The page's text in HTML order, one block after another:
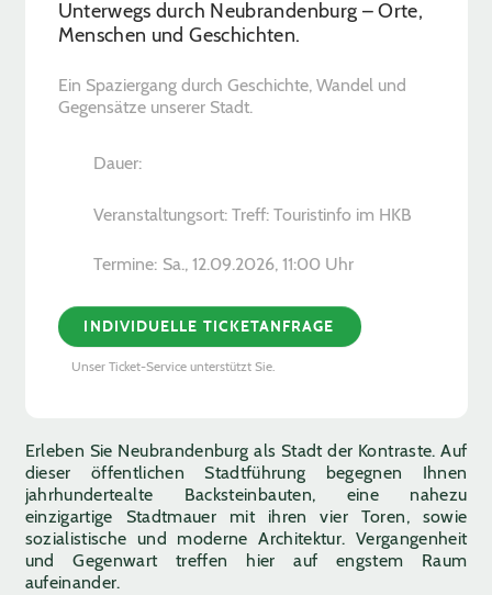
Erleben Sie Neubrandenburg als Stadt der Kontraste. Auf
dieser öffentlichen Stadtführung begegnen Ihnen
jahrhundertealte Backsteinbauten, eine nahezu
einzigartige Stadtmauer mit ihren vier Toren, sowie
sozialistische und moderne Architektur. Vergangenheit
und Gegenwart treffen hier auf engstem Raum
aufeinander.
Unterwegs durch Neubrandenburg – Orte,
Menschen und Geschichten.
Ein Spaziergang durch Geschichte, Wandel und
Gegensätze unserer Stadt.
Dauer:
Veranstaltungsort: Treff: Touristinfo im HKB
Termine: Sa., 12.09.2026, ­11:00 Uhr
INDIVIDUELLE TICKETANFRAGE
Unser Ticket-Service unterstützt Sie.